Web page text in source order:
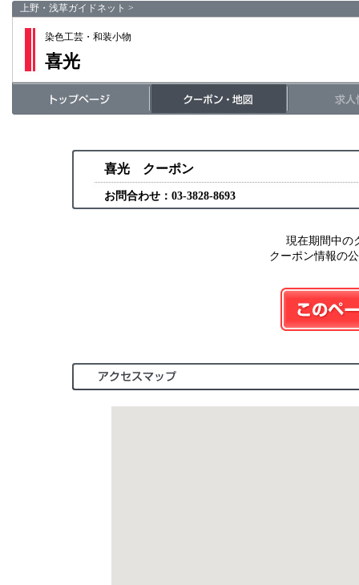
上野・浅草ガイドネット >
染色工芸・和装小物
喜光
喜光 クーポン
お問合わせ：03-3828-8693
現在期間中の
クーポン情報の